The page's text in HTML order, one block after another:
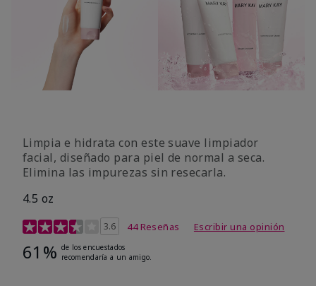
Limpia e hidrata con este suave limpiador
facial, diseñado para piel de normal a seca.
Elimina las impurezas sin resecarla.
4.5 oz
Calificación de clientes de 4 de 5
3.6 44 Reseñas Escribir una opinión
61% de los encuestados
recomendaría a un amigo.